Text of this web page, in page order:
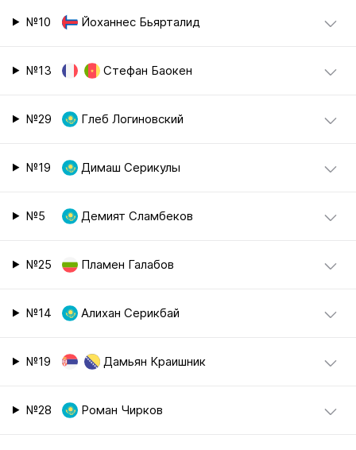
№10 Йоханнес Бьярталид
№13 Стефан Баокен
№29 Глеб Логиновский
№19 Димаш Серикулы
№5 Демият Сламбеков
№25 Пламен Галабов
№14 Алихан Серикбай
№19 Дамьян Краишник
№28 Роман Чирков